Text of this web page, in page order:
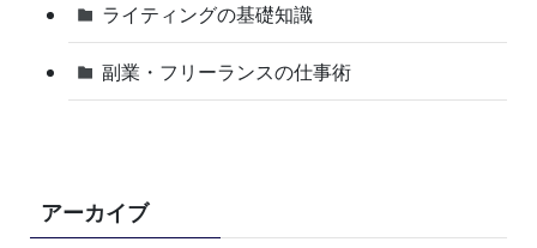
ライティングの基礎知識
副業・フリーランスの仕事術
アーカイブ